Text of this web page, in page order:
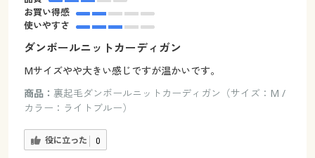
お買い得感
使いやすさ
ダンボールニットカーディガン
Mサイズやや大きい感じですが温かいです。
商品： 裏起毛ダンボールニットカーディガン（サイズ：M /
カラー：ライトブルー）
役に立った 0